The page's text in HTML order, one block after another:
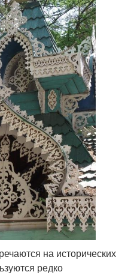
на исторических
редко